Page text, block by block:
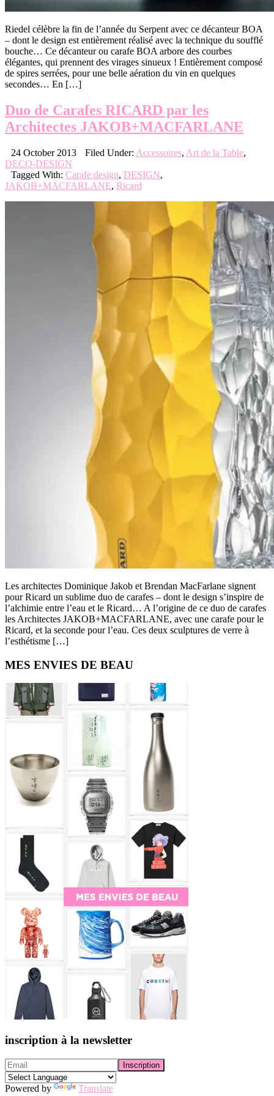
Riedel célèbre la fin de l’année du Serpent avec ce décanteur BOA
– dont le design est entièrement réalisé avec la technique du soufflé
bouche… Ce décanteur ou carafe BOA arbore des courbes
élégantes, qui prennent des virages sinueux ! Entièrement composé
de spires serrées, pour une belle aération du vin en quelques
secondes… En […]
Duo de Carafes RICARD par les
Architectes JAKOB+MACFARLANE
24 October 2013 Filed Under: Accessoires, Art de la Table,
DECO-DESIGN
Tagged With: Carafe design, DESIGN,
JAKOB+MACFARLANE, Ricard
Les architectes Dominique Jakob et Brendan MacFarlane signent
pour Ricard un sublime duo de carafes – dont le design s’inspire de
l’alchimie entre l’eau et le Ricard… A l’origine de ce duo de carafes
les Architectes JAKOB+MACFARLANE, avec une carafe pour le
Ricard, et la seconde pour l’eau. Ces deux sculptures de verre à
l’esthétisme […]
Primary
Sidebar
MES ENVIES DE BEAU
inscription à la newsletter
Powered by Translate